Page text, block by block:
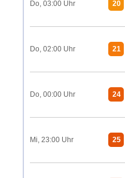
Do, 03:00 Uhr 20
Do, 02:00 Uhr 21
Do, 00:00 Uhr 24
Mi, 23:00 Uhr 25